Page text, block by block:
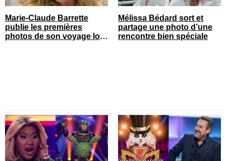
Marie-Claude Barrette
publie les premières
photos de son voyage loin
Mélissa Bédard sort et
partage une photo d’une
rencontre bien spéciale